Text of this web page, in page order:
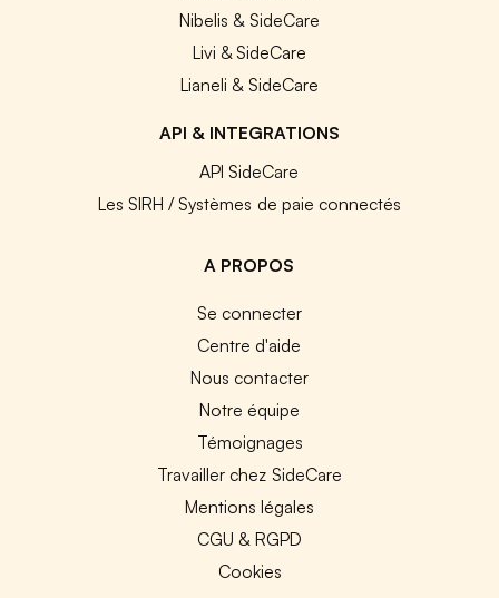
Nibelis & SideCare
Livi & SideCare
Lianeli & SideCare
API & INTEGRATIONS
API SideCare
Les SIRH / Systèmes de paie connectés
A PROPOS
Se connecter
Centre d'aide
Nous contacter
Notre équipe
Témoignages
Travailler chez SideCare
Mentions légales
CGU & RGPD
Cookies